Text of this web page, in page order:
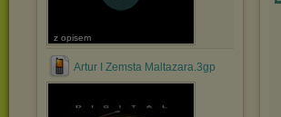
z opisem
Artur I Zemsta Maltazara.3gp